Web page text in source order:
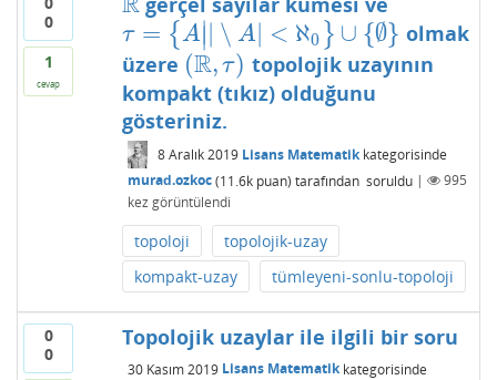
0
1
cevap
R
τ = { A∣∣ ∖ A < ℵ0 } ∪ {∅}
τ= {A ||∖A < ℵ0 ∪{∅}
olmak
üzere (R, τ)
(R,τ)
topolojik uzayının
kompakt (tıkız) olduğunu
gösteriniz.
8 Aralık 2019 Lisans Matematikkategorisinde
murad.ozkoc (11.6kpuan) tarafından soruldu |
995
kez görüntülendi
topoloji
topolojik-uzay
kompakt-uzay
tümleyeni-sonlu-topoloji
0
0
Topolojik uzaylar ile ilgili bir soru
30 Kasım 2019 Lisans Matematikkategorisinde